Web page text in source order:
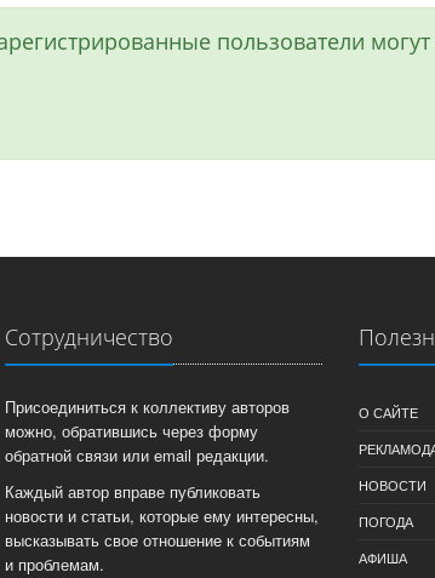
пользователи могут
Сотрудничество
Присоединиться к коллективу авторов
можно, обратившись через форму
обратной связи или email редакции.
Каждый автор вправе публиковать
новости и статьи, которые ему интересны,
высказывать свое отношение к событиям
и проблемам.
О САЙТЕ
НОВОСТИ
ПОГОДА
АФИША